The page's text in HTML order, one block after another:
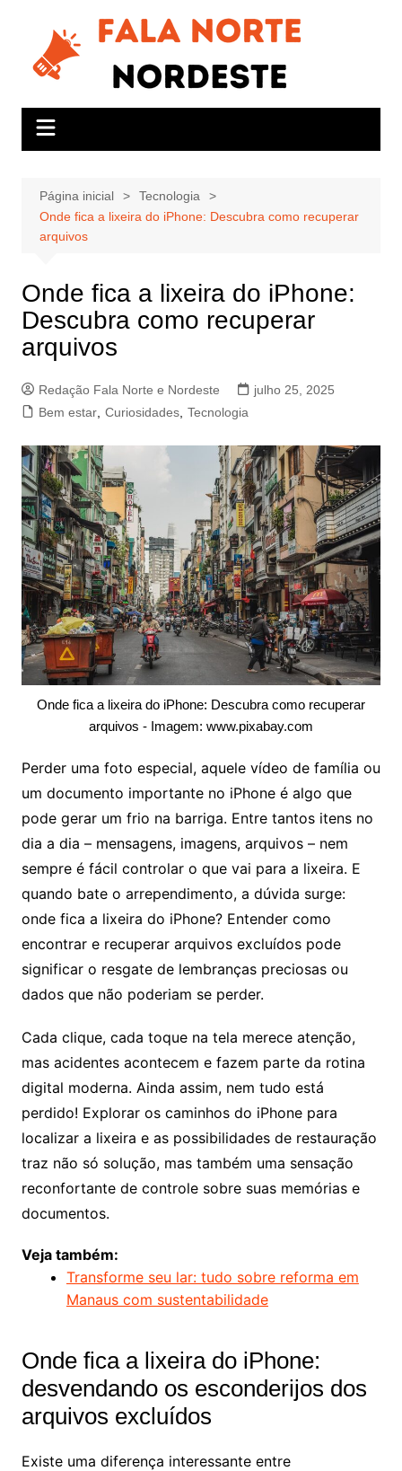
conteúdo
Página inicial
Tecnologia
Onde fica a lixeira do iPhone: Descubra como recuperar
arquivos
Onde fica a lixeira do iPhone:
Descubra como recuperar
arquivos
Redação Fala Norte e Nordeste
julho 25, 2025
Bem estar, Curiosidades, Tecnologia
Onde fica a lixeira do iPhone: Descubra como recuperar
arquivos - Imagem: www.pixabay.com
Perder uma foto especial, aquele vídeo de família ou
um documento importante no iPhone é algo que
pode gerar um frio na barriga. Entre tantos itens no
dia a dia – mensagens, imagens, arquivos – nem
sempre é fácil controlar o que vai para a lixeira. E
quando bate o arrependimento, a dúvida surge:
onde fica a lixeira do iPhone? Entender como
encontrar e recuperar arquivos excluídos pode
significar o resgate de lembranças preciosas ou
dados que não poderiam se perder.
Cada clique, cada toque na tela merece atenção,
mas acidentes acontecem e fazem parte da rotina
digital moderna. Ainda assim, nem tudo está
perdido! Explorar os caminhos do iPhone para
localizar a lixeira e as possibilidades de restauração
traz não só solução, mas também uma sensação
reconfortante de controle sobre suas memórias e
documentos.
Veja também:
Transforme seu lar: tudo sobre reforma em
Manaus com sustentabilidade
Onde fica a lixeira do iPhone:
desvendando os esconderijos dos
arquivos excluídos
Existe uma diferença interessante entre